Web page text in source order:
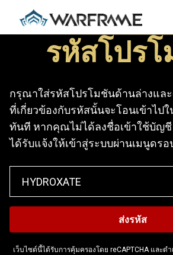
รหัสโปร
กรุณาใส่รหัสโปรโมชันด้านล่างแล
ที่เกี่ยวข้องกับรหัสนั้นจะโอนเข้าไ
ทันที หากคุณไม่ได้ลงชื่อเข้าใช้บัญชี
ได้รับแจ้งให้เข้าสู่ระบบผ่านเมนูดร
เว็บไซต์นี้ได้รับการคุ้มครองโดย reCAPTCHA และด